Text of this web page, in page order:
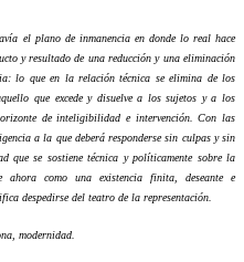
el plano de inmanencia en donde lo real hace
y resultado de una reducción y una eliminación
lo que en la relación técnica se elimina de los
que excede y disuelve a los sujetos y a los
de inteligibilidad e intervención. Con las
a la que deberá responderse sin culpas y sin
que se sostiene técnica y políticamente sobre la
como una existencia finita, deseante e
despedirse del teatro de la representación.
modernidad.